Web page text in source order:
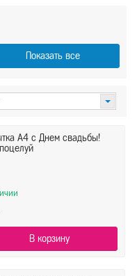
Показать все
А4 с Днем свадьбы!
В корзину